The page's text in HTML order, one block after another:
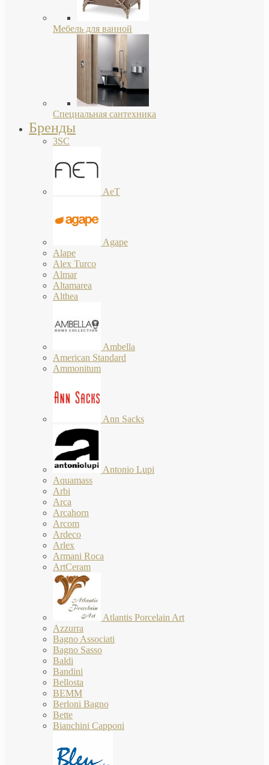
Мебель для ванной
Специальная сантехника
Бренды
3SC
AeT
Agape
Alape
Alex Turco
Almar
Altamarea
Althea
Ambella
American Standard
Ammonitum
Ann Sacks
Antonio Lupi
Aquamass
Arbi
Arca
Arcahorn
Arcom
Ardeco
Arlex
Armani Roca
ArtCeram
Atlantis Porcelain Art
Azzurra
Bagno Associati
Bagno Sasso
Baldi
Bandini
Bellosta
BEMM
Berloni Bagno
Bette
Bianchini Capponi